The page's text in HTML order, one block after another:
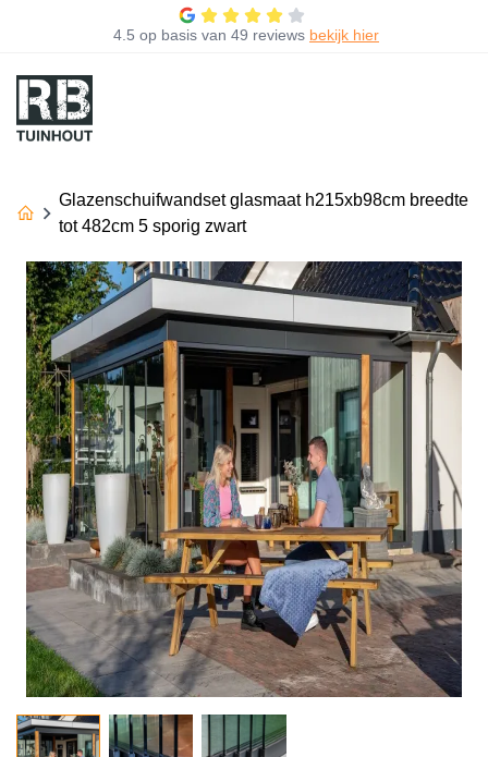
4.5 op basis van 49 reviews bekijk hier
Glazenschuifwandset glasmaat h215xb98cm breedte
tot 482cm 5 sporig zwart